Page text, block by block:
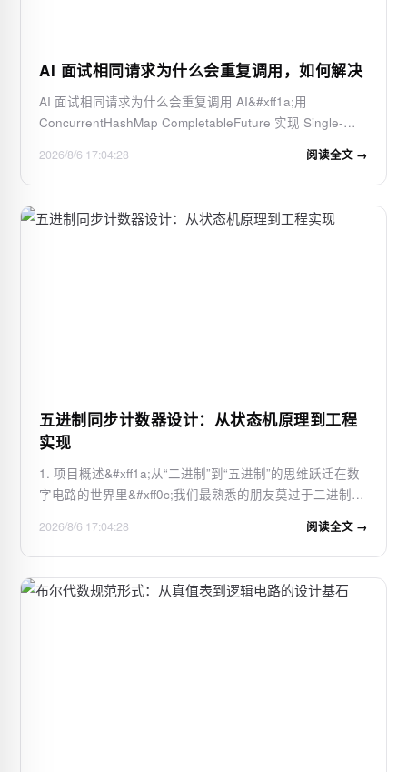
AI 面试相同请求为什么会重复调用，如何解决
AI 面试相同请求为什么会重复调用 AI&#xff1a;用
ConcurrentHashMap CompletableFuture 实现 Single-
户提交答案后&#xff0c;后端需要调用 AI 对答案进行评分。
正常流程应该是&#xff1a; 提交答案 → 调…
2026/8/6 17:04:28 阅读全文 →
五进制同步计数器设计：从状态机原理到工程
实现
1. 项目概述&#xff1a;从“二进制”到“五进制”的思维跃迁在数
字电路的世界里&#xff0c;我们最熟悉的朋友莫过于二进制计
&#xff0c;二进制计数逻辑几乎无处不在&#xff0c;因为它天然
契合了计算机“0”和“1”的底层语…
2026/8/6 17:04:28 阅读全文 →